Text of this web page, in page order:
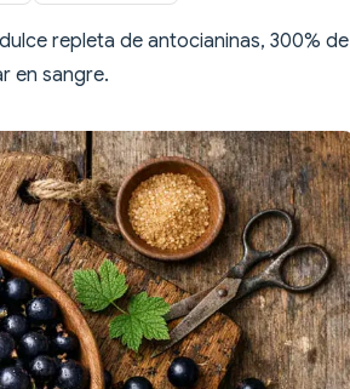
repleta de antocianinas, 300% de
en sangre.